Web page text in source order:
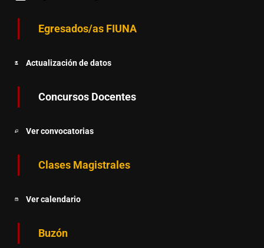
Egresados/as FIUNA
Actualización de datos
Concursos Docentes
Ver convocatorias
Clases Magistrales
Ver calendario
Buzón